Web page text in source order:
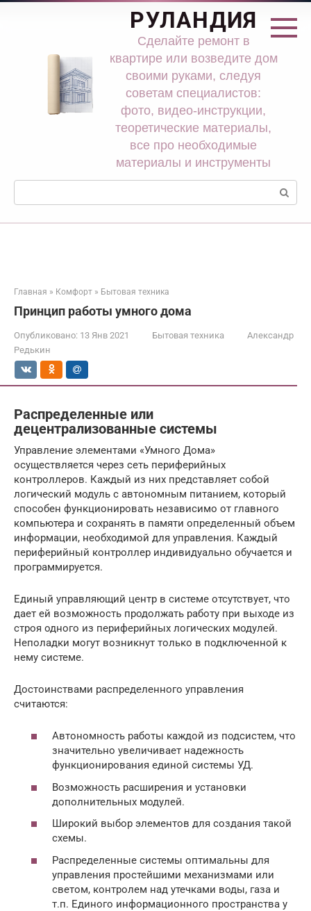
Перейти
РУЛАНДИЯ
Сделайте ремонт в
квартире или возведите дом
своими руками, следуя
советам специалистов:
фото, видео-инструкции,
теоретические материалы,
все про необходимые
материалы и инструменты
Поиск:
Главная » Комфорт » Бытовая техника
Принцип работы умного дома
Опубликовано: 13 Янв 2021 Бытовая техника
Александр
Редькин
Распределенные или
децентрализованные системы
Управление элементами «Умного Дома»
осуществляется через сеть периферийных
контроллеров. Каждый из них представляет собой
логический модуль с автономным питанием, который
способен функционировать независимо от главного
компьютера и сохранять в памяти определенный объем
информации, необходимой для управления. Каждый
периферийный контроллер индивидуально обучается и
программируется.
Единый управляющий центр в системе отсутствует, что
дает ей возможность продолжать работу при выходе из
строя одного из периферийных логических модулей.
Неполадки могут возникнут только в подключенной к
нему системе.
Достоинствами распределенного управления
считаются:
Автономность работы каждой из подсистем, что
значительно увеличивает надежность
функционирования единой системы УД.
Возможность расширения и установки
дополнительных модулей.
Широкий выбор элементов для создания такой
схемы.
Распределенные системы оптимальны для
управления простейшими механизмами или
светом, контролем над утечками воды, газа и
т.п. Единого информационного пространства у